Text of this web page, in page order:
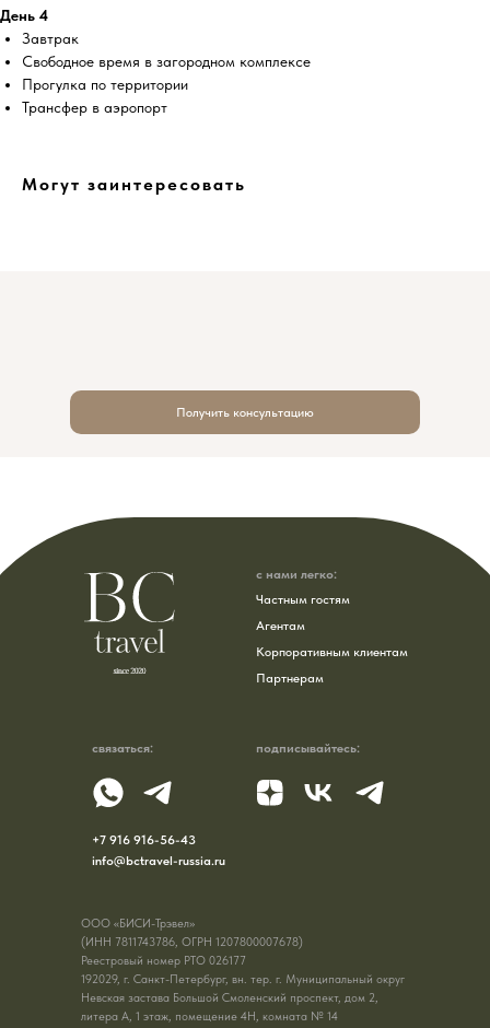
День 4
Завтрак
Свободное время в загородном комплексе
Прогулка по территории
Трансфер в аэропорт
Могут заинтересовать
Получить консультацию
ООО «БИСИ-Трэвел»
(ИНН 7811743786, ОГРН 1207800007678)
Реестровый номер РТО 026177
192029, г. Санкт-Петербург, вн. тер. г. Муниципальный округ
Невская застава Большой Смоленский проспект, дом 2,
литера А, 1 этаж, помещение 4Н, комната № 14
с нами легко:
Частным гостям
Агентам
Корпоративным клиентам
Партнерам
+7 916 916-56-43
info@bctravel-russia.ru
связаться: подписывайтесь: